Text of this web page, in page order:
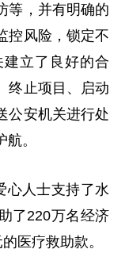
等，并有明确的
控风险，锁定不
立了良好的合
终止项目、启动
公安机关进行处
。
心人士支持了水
了220万名经济
医疗救助款。